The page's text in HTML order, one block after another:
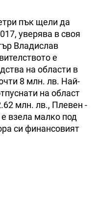
пък щели да
уверява в своя
Владислав
е
на области в
8 млн. лв. Най-
на област
млн. лв., Плевен -
взела малко под
си финансовият